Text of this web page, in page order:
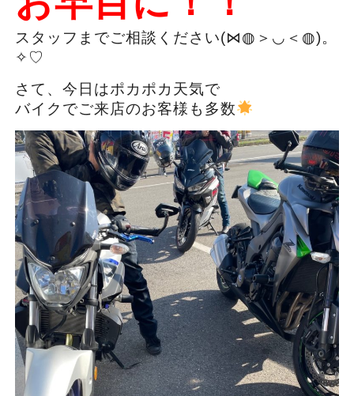
スタッフまでご相談ください(⋈◍＞◡＜◍)。
✧♡
さて、今日はポカポカ天気で
バイクでご来店のお客様も多数